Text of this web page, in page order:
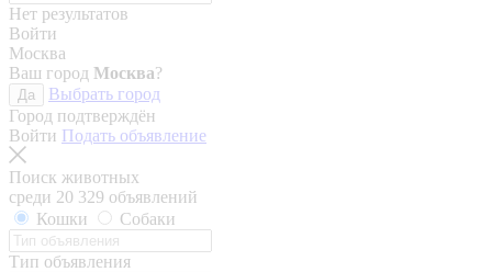
Нет результатов
Войти
Москва
Ваш город Москва?
Да
Выбрать город
Город подтверждён
Войти Подать объявление
Поиск животных
среди 20 329 объявлений
Кошки
Собаки
Тип объявления